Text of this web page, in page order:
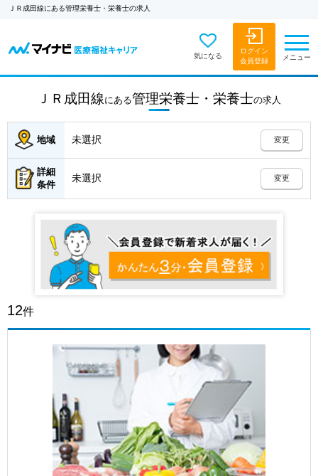
ＪＲ成田線にある管理栄養士・栄養士の求人
気になる
ログイン
会員登録
メニュー
ＪＲ成田線 にある管理栄養士・栄養士の求人
地域 未選択 変更
詳細
条件
未選択 変更
12件